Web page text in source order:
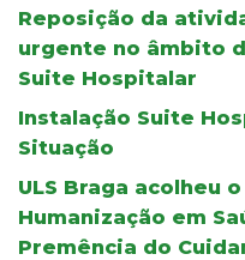
Reposição da
urgente no âmbito
Suite Hospitalar
Instalação Suite
Situação
ULS Braga acolheu
Humanização em
Premência do